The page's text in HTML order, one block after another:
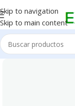
Skip to navigation
Skip to main content